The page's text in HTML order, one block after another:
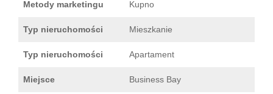
Metody marketingu Kupno
Typ nieruchomości Mieszkanie
Typ nieruchomości Apartament
Miejsce Business Bay